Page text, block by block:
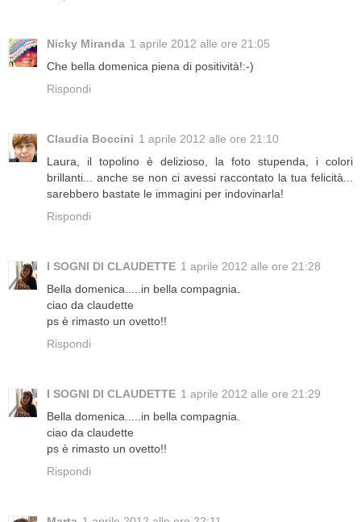
Nicky Miranda 1 aprile 2012 alle ore 21:05
Che bella domenica piena di positività!:-)
Rispondi
Claudia Boccini 1 aprile 2012 alle ore 21:10
Laura, il topolino è delizioso, la foto stupenda, i colori
brillanti... anche se non ci avessi raccontato la tua felicità...
sarebbero bastate le immagini per indovinarla!
Rispondi
I SOGNI DI CLAUDETTE 1 aprile 2012 alle ore 21:28
Bella domenica.....in bella compagnia.
ciao da claudette
ps è rimasto un ovetto!!
Rispondi
I SOGNI DI CLAUDETTE 1 aprile 2012 alle ore 21:29
Bella domenica.....in bella compagnia.
ciao da claudette
ps è rimasto un ovetto!!
Rispondi